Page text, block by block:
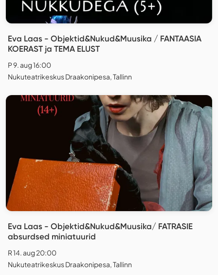
Eva Laas - Objektid&Nukud&Muusika / FANTAASIA
KOERAST ja TEMA ELUST
P 9. aug 16:00
Nukuteatrikeskus Draakonipesa, Tallinn
Eva Laas - Objektid&Nukud&Muusika/ FATRASIE
absurdsed miniatuurid
R 14. aug 20:00
Nukuteatrikeskus Draakonipesa, Tallinn